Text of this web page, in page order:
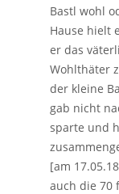
Bastl wohl
Hause hielt
er das
Wohlthäter
der kleine
gab nicht
sparte und
[am
auch die 70